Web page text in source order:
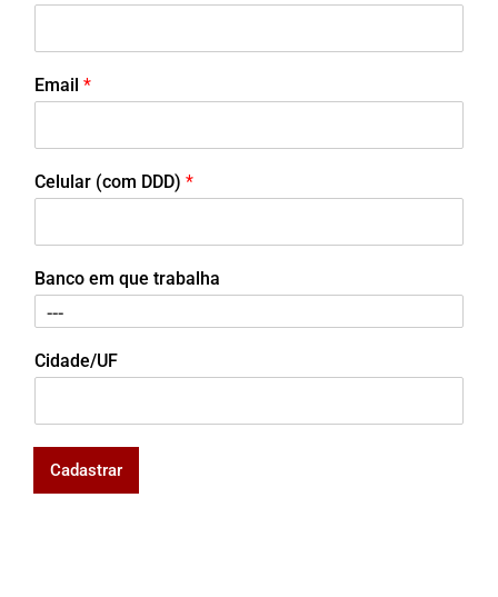
Email *
Celular (com DDD) *
Banco em que trabalha
Cidade/UF
Cadastrar